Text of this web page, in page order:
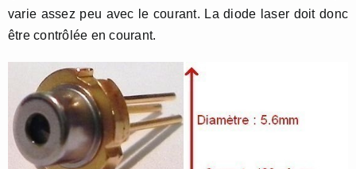
varie assez peu avec le courant. La diode laser doit donc
être contrôlée en courant.